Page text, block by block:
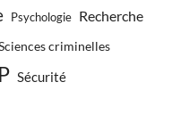
Psychologie Recherche
criminelles
Sécurité